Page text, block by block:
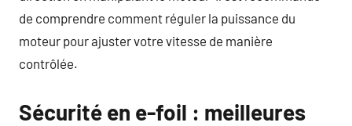
de comprendre comment réguler la puissance du
moteur pour ajuster votre vitesse de manière
contrôlée.
Sécurité en e-foil : meilleures